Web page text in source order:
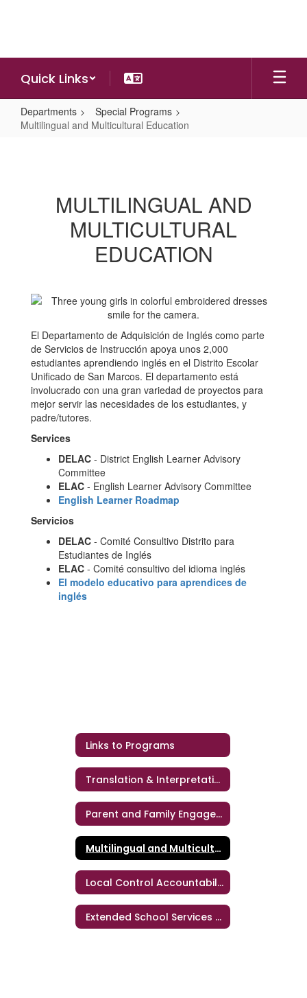
Quick Links
Departments
Special Programs
Multilingual and Multicultural Education
Education
MULTILINGUAL AND
MULTICULTURAL
EDUCATION
El Departamento de Adquisición de Inglés como parte
de Servicios de Instrucción apoya unos 2,000
estudiantes aprendiendo inglés en el Distrito Escolar
Unificado de San Marcos. El departamento está
involucrado con una gran variedad de proyectos para
mejor servir las necesidades de los estudiantes, y
padre/tutores.
Services
DELAC - District English Learner Advisory
Committee
ELAC - English Learner Advisory Committee
English Learner Roadmap
Servicios
DELAC - Comité Consultivo Distrito para
Estudiantes de Inglés
ELAC - Comité consultivo del idioma inglés
El modelo educativo para aprendices de
inglés
Links to Programs
Translation & Interpretation Services
Parent and Family Engagement
Multilingual and Multicultural Education
Local Control Accountability Plan (LCAP)
Extended School Services (ESS)